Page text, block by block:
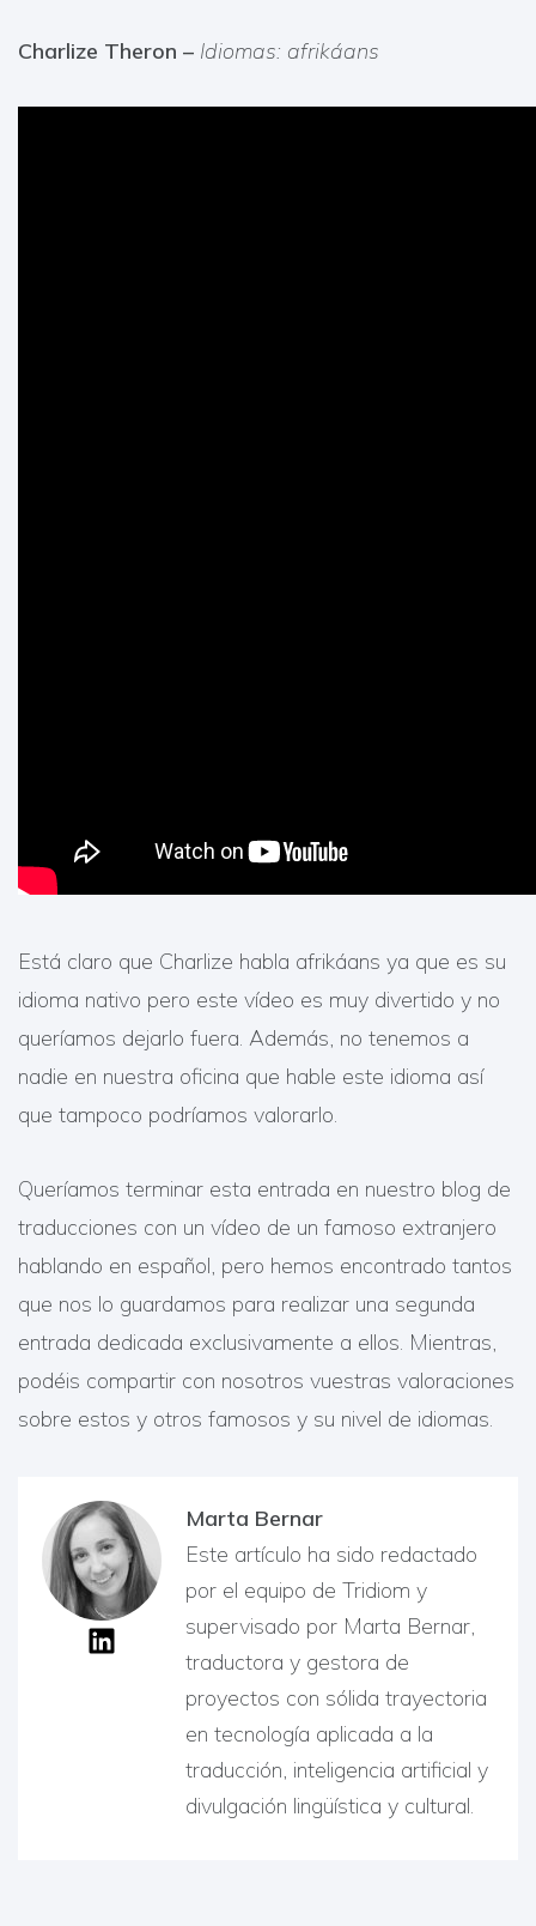
Charlize Theron – Idiomas: afrikáans
Está claro que Charlize habla afrikáans ya que es su
idioma nativo pero este vídeo es muy divertido y no
queríamos dejarlo fuera. Además, no tenemos a
nadie en nuestra oficina que hable este idioma así
que tampoco podríamos valorarlo.
Queríamos terminar esta entrada en nuestro blog de
traducciones con un vídeo de un famoso extranjero
hablando en español, pero hemos encontrado tantos
que nos lo guardamos para realizar una segunda
entrada dedicada exclusivamente a ellos. Mientras,
podéis compartir con nosotros vuestras valoraciones
sobre estos y otros famosos y su nivel de idiomas.
Marta Bernar
Este artículo ha sido redactado
por el equipo de Tridiom y
supervisado por Marta Bernar,
traductora y gestora de
proyectos con sólida trayectoria
en tecnología aplicada a la
traducción, inteligencia artificial y
divulgación lingüística y cultural.